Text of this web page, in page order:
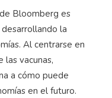
Bloomberg es
la
Al centrarse en
vacunas,
a cómo puede
en el futuro.